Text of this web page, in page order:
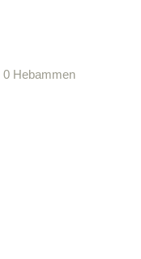
0 Hebammen